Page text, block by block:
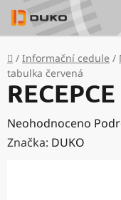
Přejít
na
obsah
Domů
/ Informační cedule /
tabulka červená
Průměrné
hodnocení
Neohodnoceno
Značka: DUKO